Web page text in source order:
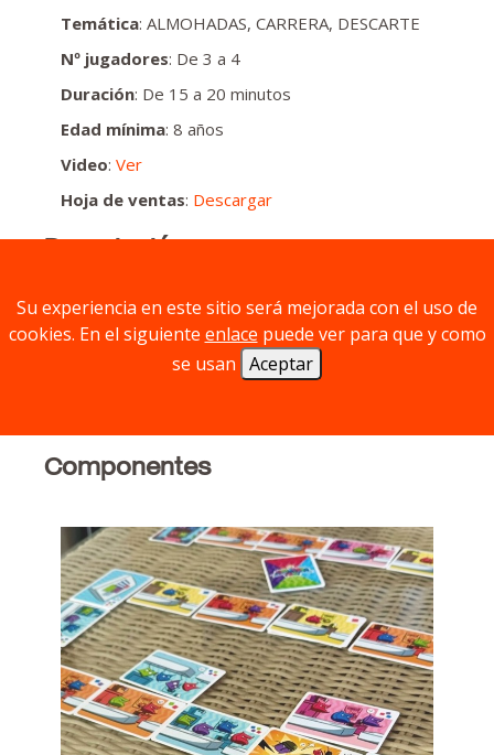
Temática: ALMOHADAS, CARRERA, DESCARTE
Nº jugadores: De 3 a 4
Duración: De 15 a 20 minutos
Edad mínima: 8 años
Video: Ver
Hoja de ventas: Descargar
Descripción
Carrera de Almohadas sobre colchones,
debemos ser los primeros en descartarnos
Componentes
Su experiencia en este sitio será mejorada con el uso de
cookies. En el siguiente enlace puede ver para que y como
se usan Aceptar